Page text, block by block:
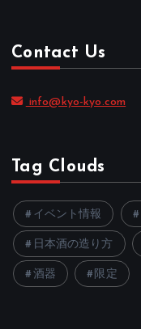
Contact Us
info@kyo-kyo.com
Tag Clouds
イベント情報
日本酒の造り方
酒器 限定